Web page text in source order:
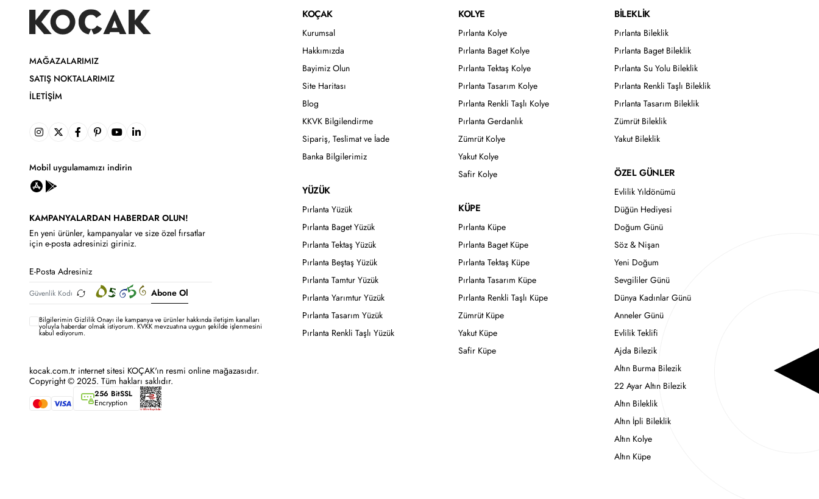
MAĞAZALARIMIZ
SATIŞ NOKTALARIMIZ
İLETIŞIM
Mobil uygulamamızı indirin
KAMPANYALARDAN HABERDAR OLUN!
En yeni ürünler, kampanyalar ve size özel fırsatlar
için e-posta adresinizi giriniz.
Abone Ol
Bilgilerimin Gizlilik Onayı ile kampanya ve ürünler hakkında iletişim kanalları
yoluyla haberdar olmak istiyorum.KVKK mevzuatına uygun şekilde işlenmesini
kabul ediyorum.
kocak.com.tr internet sitesi KOÇAK'ın resmi online mağazasıdır.
Copyright © 2025. Tüm hakları saklıdır.
256 BitSSL
Encryption
KOÇAK
Kurumsal
Hakkımızda
Bayimiz Olun
Site Haritası
Blog
KKVK Bilgilendirme
Sipariş, Teslimat ve İade
Banka Bilgilerimiz
YÜZÜK
Pırlanta Yüzük
Pırlanta Baget Yüzük
Pırlanta Tektaş Yüzük
Pırlanta Beştaş Yüzük
Pırlanta Tamtur Yüzük
Pırlanta Yarımtur Yüzük
Pırlanta Tasarım Yüzük
Pırlanta Renkli Taşlı Yüzük
KOLYE
Pırlanta Kolye
Pırlanta Baget Kolye
Pırlanta Tektaş Kolye
Pırlanta Tasarım Kolye
Pırlanta Renkli Taşlı Kolye
Pırlanta Gerdanlık
Zümrüt Kolye
Yakut Kolye
Safir Kolye
KÜPE
Pırlanta Küpe
Pırlanta Baget Küpe
Pırlanta Tektaş Küpe
Pırlanta Tasarım Küpe
Pırlanta Renkli Taşlı Küpe
Zümrüt Küpe
Yakut Küpe
Safir Küpe
BİLEKLİK
Pırlanta Bileklik
Pırlanta Baget Bileklik
Pırlanta Su Yolu Bileklik
Pırlanta Renkli Taşlı Bileklik
Pırlanta Tasarım Bileklik
Zümrüt Bileklik
Yakut Bileklik
ÖZEL GÜNLER
Evlilik Yıldönümü
Düğün Hediyesi
Doğum Günü
Söz & Nişan
Yeni Doğum
Sevgililer Günü
Dünya Kadınlar Günü
Anneler Günü
Evlilik Teklifi
Ajda Bilezik
Altın Burma Bilezik
22 Ayar Altın Bilezik
Altın Bileklik
Altın İpli Bileklik
Altın Kolye
Altın Küpe